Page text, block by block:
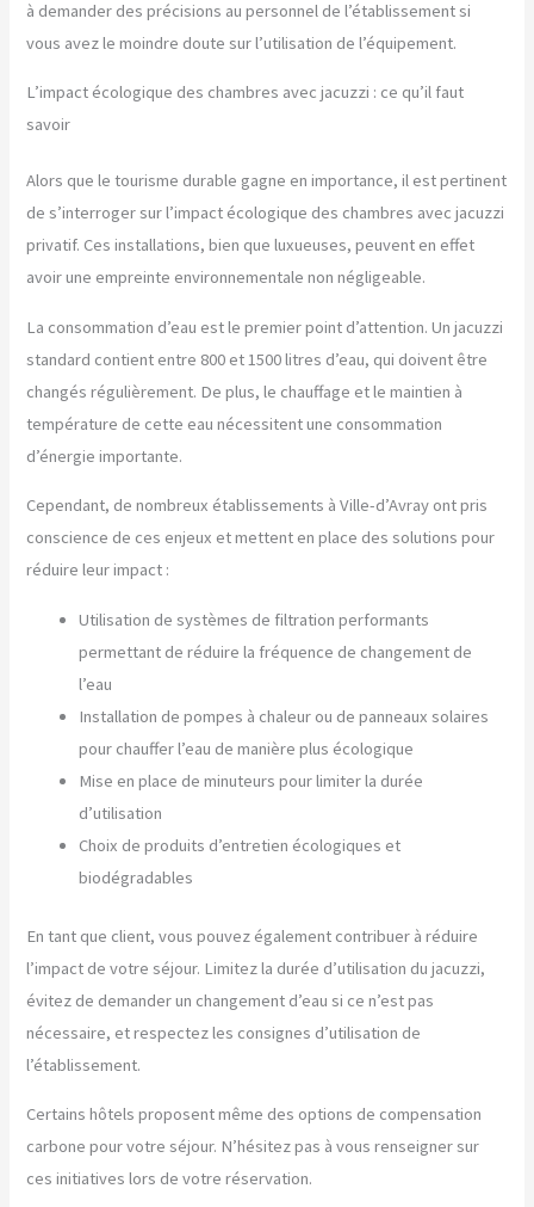
à demander des précisions au personnel de l’établissement si
vous avez le moindre doute sur l’utilisation de l’équipement.
L’impact écologique des chambres avec jacuzzi : ce qu’il faut
savoir
Alors que le tourisme durable gagne en importance, il est pertinent
de s’interroger sur l’impact écologique des chambres avec jacuzzi
privatif. Ces installations, bien que luxueuses, peuvent en effet
avoir une empreinte environnementale non négligeable.
La consommation d’eau est le premier point d’attention. Un jacuzzi
standard contient entre 800 et 1500 litres d’eau, qui doivent être
changés régulièrement. De plus, le chauffage et le maintien à
température de cette eau nécessitent une consommation
d’énergie importante.
Cependant, de nombreux établissements à Ville-d’Avray ont pris
conscience de ces enjeux et mettent en place des solutions pour
réduire leur impact :
Utilisation de systèmes de filtration performants
permettant de réduire la fréquence de changement de
l’eau
Installation de pompes à chaleur ou de panneaux solaires
pour chauffer l’eau de manière plus écologique
Mise en place de minuteurs pour limiter la durée
d’utilisation
Choix de produits d’entretien écologiques et
biodégradables
En tant que client, vous pouvez également contribuer à réduire
l’impact de votre séjour. Limitez la durée d’utilisation du jacuzzi,
évitez de demander un changement d’eau si ce n’est pas
nécessaire, et respectez les consignes d’utilisation de
l’établissement.
Certains hôtels proposent même des options de compensation
carbone pour votre séjour. N’hésitez pas à vous renseigner sur
ces initiatives lors de votre réservation.